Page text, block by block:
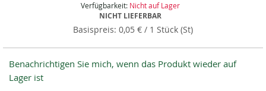
0,05 € / 1 Stück (St)
Verfügbarkeit: Nicht auf Lager
NICHT LIEFERBAR
Benachrichtigen Sie mich, wenn das Produkt wieder auf
Lager ist